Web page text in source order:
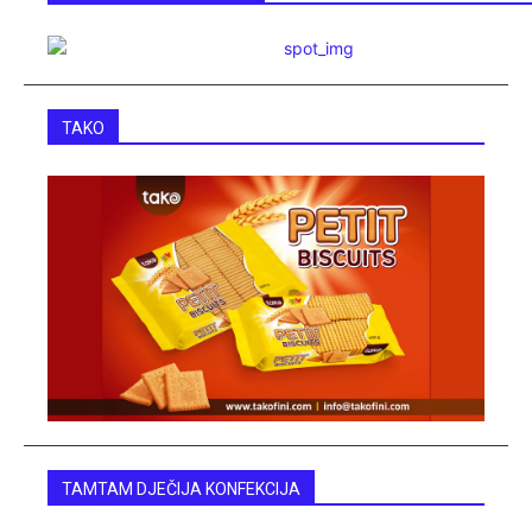
TAKO
TAMTAM DJEČIJA KONFEKCIJA